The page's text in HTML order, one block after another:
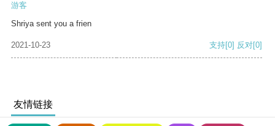
游客
Shriya sent you a frien
2021-10-23 支持[0] 反对[0]
友情链接